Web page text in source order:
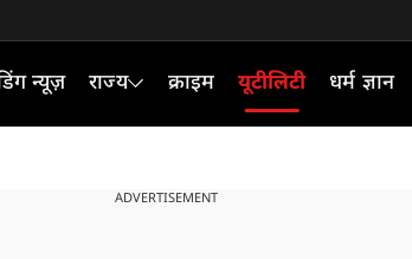
न्यूज़ राज्य क्राइम यूटीलिटी धर्म ज्ञान
ADVERTISEMENT